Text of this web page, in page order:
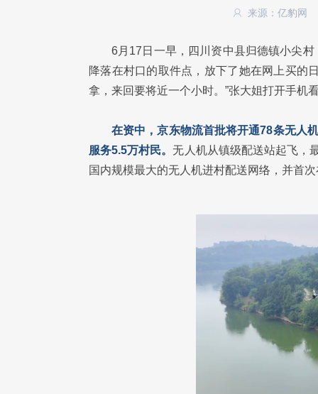
来源：亿豹网
6月17日一早，四川资中县归德镇小尖
降落在村口的取件点，放下了她在网上买的
拿，来回要将近一个小时。”张大姐打开手机
在资中，京东物流首批将开通78条无人
服务5.5万村民。无人机从镇级配送站起飞，
国内规模最大的无人机进村配送网络，并首